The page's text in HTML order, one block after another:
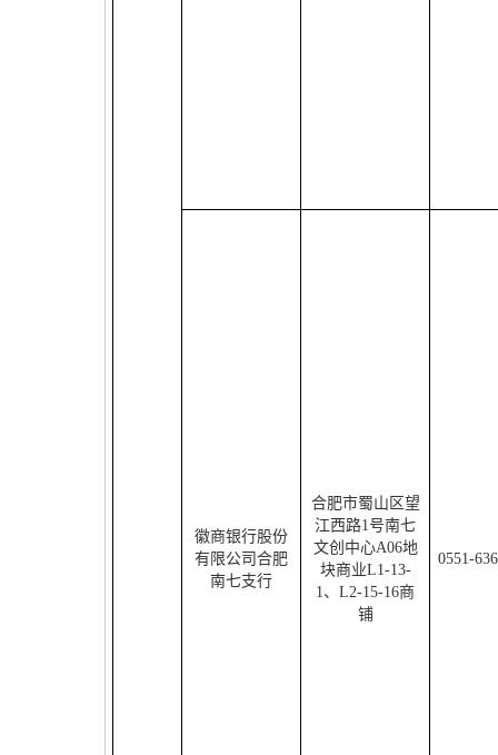
徽商银行股份
有限公司合肥
南七支行
合肥市蜀山区望
江西路1号南七
文创中心A06地
块商业L1-13-
1、 L2-15-16商
铺
0551-